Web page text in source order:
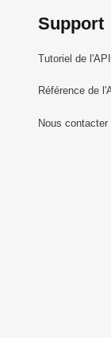
Support
Tutoriel de l'API
Référence de
Nous contacter